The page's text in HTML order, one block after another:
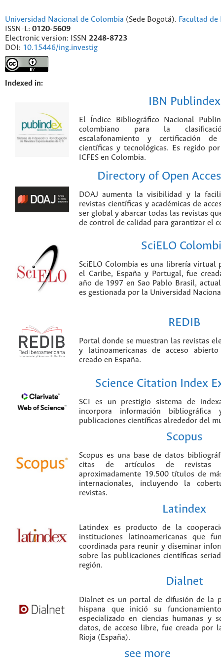
Universidad Nacional de Colombia (Sede Bogotá). Facultad
ISSN-L: 0120-5609
Electronic version: ISSN 2248-8723
DOI: 10.15446/ing.investig
Indexed in:
IBN Publindex
El Índice Bibliográfico Nacional
colombiano para la
escalafonamiento y certificación
científicas y tecnológicas. Es regido
ICFES en Colombia.
Directory of Open
DOAJ aumenta la visibilidad y la
revistas científicas y académicas de
ser global y abarcar todas las revistas
de control de calidad para garantizar el
SciELO
SciELO Colombia es una librería virtual
el Caribe, España y Portugal, fue
año de 1997 en Sao Pablo Brasil,
es gestionada por la Universidad
REDIB
Portal donde se muestran las revistas
y latinoamericanas de acceso
creado en España.
Science Citation Index
SCI es un prestigio sistema de
incorpora información
publicaciones científicas alrededor del
Scopus
Scopus es una base de datos
citas de artículos de revistas
aproximadamente 19.500 títulos de
internacionales, incluyendo la
revistas.
Latindex
Latindex es producto de la
instituciones latinoamericanas que
coordinada para reunir y diseminar
sobre las publicaciones científicas
región.
Dialnet
Dialnet es un portal de difusión de la
hispana que inició su
especializado en ciencias humanas y
datos, de acceso libre, fue creada por
Rioja (España).
see more